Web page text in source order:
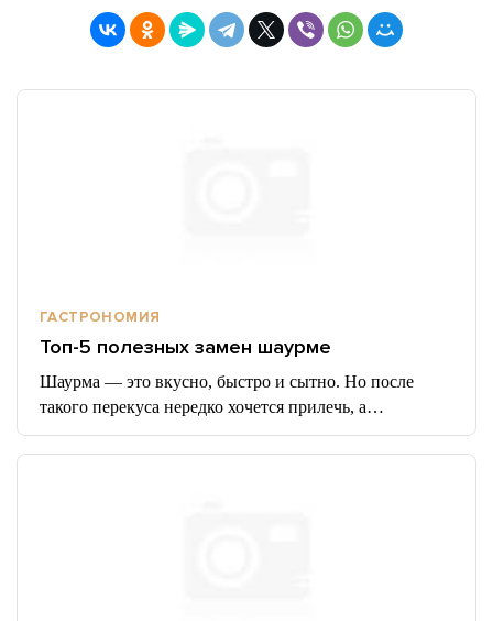
ГАСТРОНОМИЯ
Топ-5 полезных замен шаурме
Шаурма — это вкусно, быстро и сытно. Но после
такого перекуса нередко хочется прилечь, а…